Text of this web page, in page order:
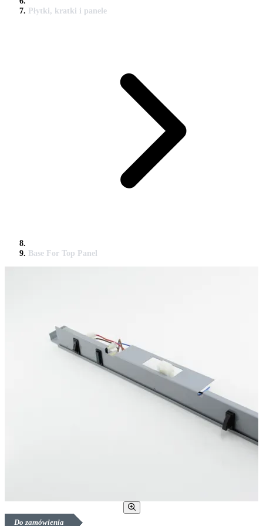
Płytki, kratki i panele
Base For Top Panel
Do zamówienia